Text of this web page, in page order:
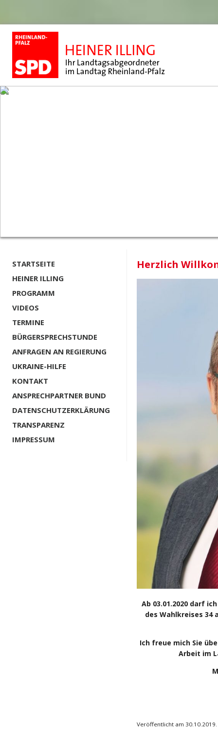
STARTSEITE
HEINER ILLING
PROGRAMM
VIDEOS
TERMINE
BÜRGERSPRECHSTUNDE
ANFRAGEN AN REGIERUNG
UKRAINE-HILFE
KONTAKT
ANSPRECHPARTNER BUND
DATENSCHUTZERKLÄRUNG
TRANSPARENZ
IMPRESSUM
Herzlich
Ab 03.01.2020 darf
des Wahlkreises 34
Ich freue mich Sie
Arbeit im
Veröffentlicht am 30.10.2019.